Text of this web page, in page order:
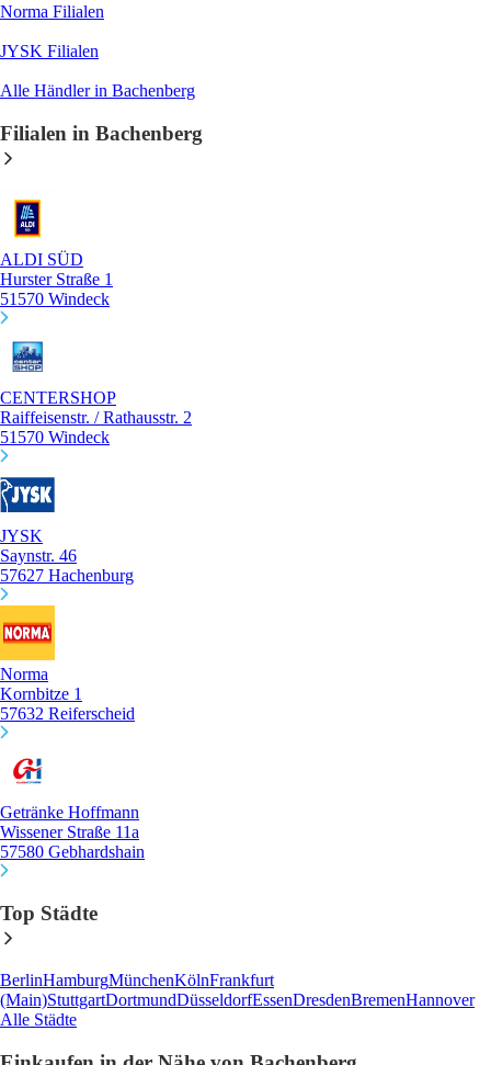
Norma Filialen
JYSK Filialen
Alle Händler in Bachenberg
Filialen in Bachenberg
ALDI SÜD
Hurster Straße 1
51570 Windeck
CENTERSHOP
Raiffeisenstr. / Rathausstr. 2
51570 Windeck
JYSK
Saynstr. 46
57627 Hachenburg
Norma
Kornbitze 1
57632 Reiferscheid
Getränke Hoffmann
Wissener Straße 11a
57580 Gebhardshain
Top Städte
BerlinHamburgMünchenKölnFrankfurt
(Main)StuttgartDortmundDüsseldorfEssenDresdenBremenHannover
Alle Städte